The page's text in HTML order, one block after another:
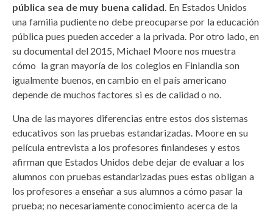
pública sea de muy buena calidad . En Estados Unidos
una familia pudiente no debe preocuparse por la educación
pública pues pueden acceder a la privada. Por otro lado, en
su documental del 2015, Michael Moore nos muestra
cómo la gran mayoría de los colegios en Finlandia son
igualmente buenos, en cambio en el país americano
depende de muchos factores si es de calidad o no.
Una de las mayores diferencias entre estos dos sistemas
educativos son las pruebas estandarizadas. Moore en su
película entrevista a los profesores finlandeses y estos
afirman que Estados Unidos debe dejar de evaluar a los
alumnos con pruebas estandarizadas pues estas obligan a
los profesores a enseñar a sus alumnos a cómo pasar la
prueba; no necesariamente conocimiento acerca de la